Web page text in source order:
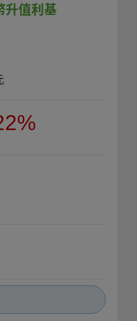
升值利基